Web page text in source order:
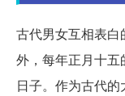
古代男女互相表
外，每年正月十
日子。作为古代